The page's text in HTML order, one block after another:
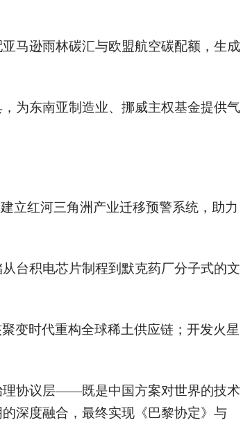
马逊雨林碳汇与欧盟航空碳配额，生成
为东南亚制造业、挪威主权基金提供气
立红河三角洲产业迁移预警系统，助力
台积电芯片制程到默克药厂分子式的文
变时代重构全球稀土供应链；开发火星
理协议层——既是中国方案对世界的技术
深度融合，最终实现《巴黎协定》与